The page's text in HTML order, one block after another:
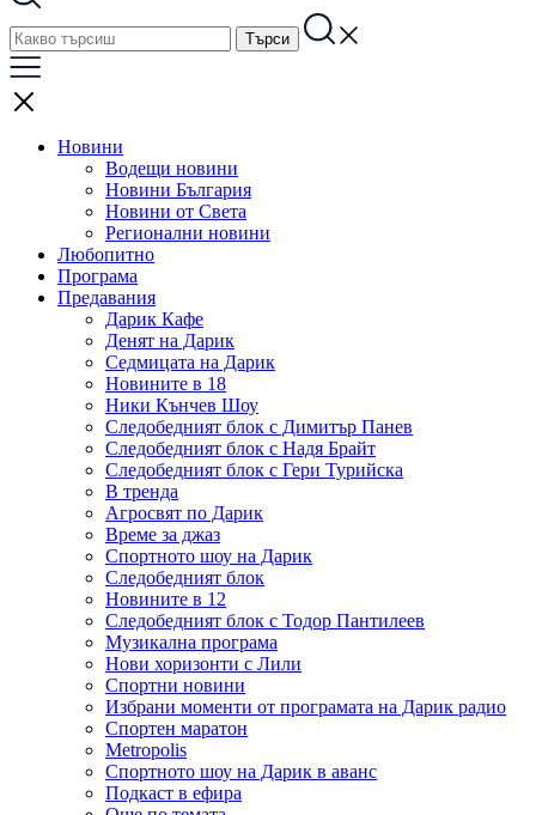
Новини
Водещи новини
Новини България
Новини от Света
Регионални новини
Любопитно
Програма
Предавания
Дарик Кафе
Денят на Дарик
Седмицата на Дарик
Новините в 18
Ники Кънчев Шоу
Следобедният блок с Димитър Панев
Следобедният блок с Надя Брайт
Следобедният блок с Гери Турийска
В тренда
Агросвят по Дарик
Време за джаз
Спортното шоу на Дарик
Следобедният блок
Новините в 12
Следобедният блок с Тодор Пантилеев
Музикална програма
Нови хоризонти с Лили
Спортни новини
Избрани моменти от програмата на Дарик радио
Спортен маратон
Metropolis
Спортното шоу на Дарик в аванс
Подкаст в ефира